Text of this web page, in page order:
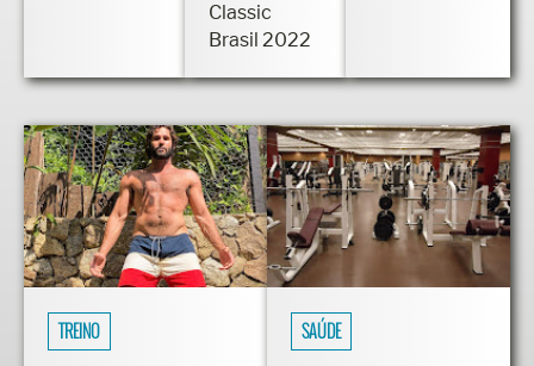
Classic
Brasil 2022
TREINO SAÚDE